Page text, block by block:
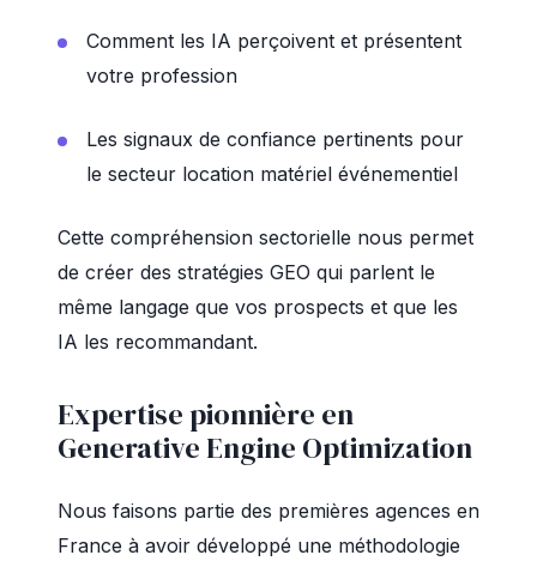
Comment les IA perçoivent et présentent
votre profession
Les signaux de confiance pertinents pour
le secteur location matériel événementiel
Cette compréhension sectorielle nous permet
de créer des stratégies GEO qui parlent le
même langage que vos prospects et que les
IA les recommandant.
Expertise pionnière en
Generative Engine Optimization
Nous faisons partie des premières agences en
France à avoir développé une méthodologie